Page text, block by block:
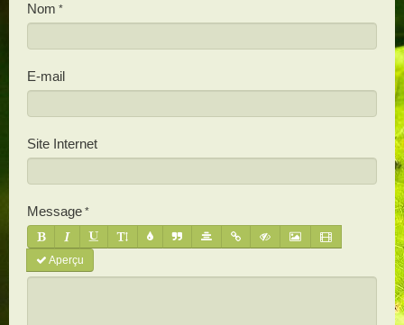
Nom
E-mail
Site Internet
Message
Aperçu